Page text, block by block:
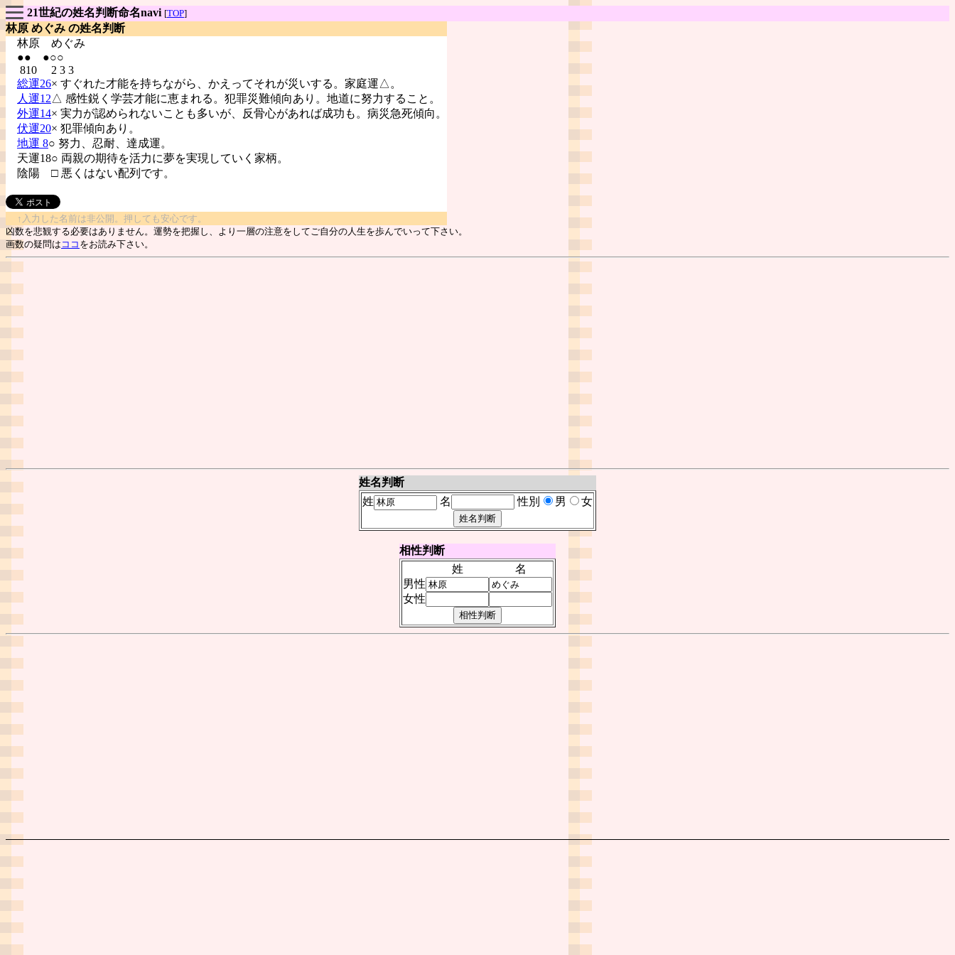
21世紀の姓名判断命名navi [TOP]
林原 めぐみ の姓名判断
林原 めぐみ
●● ●○○
810 2 3 3
総運26× すぐれた才能を持ちながら、かえってそれが災いする。家庭運△。
人運12△ 感性鋭く学芸才能に恵まれる。犯罪災難傾向あり。地道に努力すること。
外運14× 実力が認められないことも多いが、反骨心があれば成功も。病災急死傾向。
伏運20× 犯罪傾向あり。
地運 8○ 努力、忍耐、達成運。
天運18○ 両親の期待を活力に夢を実現していく家柄。
陰陽 □ 悪くはない配列です。
↑入力した名前は非公開。押しても安心です。
凶数を悲観する必要はありません。運勢を把握し、より一層の注意をしてご自分の人生を歩んでいって下さい。
画数の疑問は ココ をお読み下さい。
姓名判断
姓
名 性別 男 女
相性判断
姓
名
男性
女性